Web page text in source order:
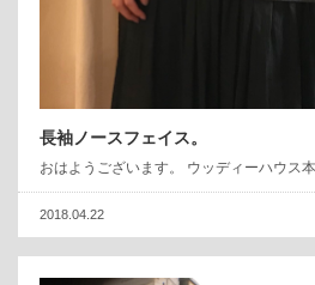
長袖ノースフェイス。
おはようございます。 ウッディーハウス
2018.04.22